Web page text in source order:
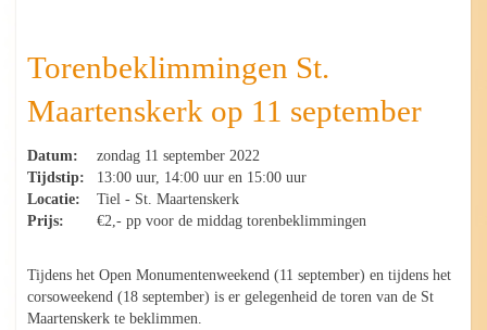
Torenbeklimmingen St.
Maartenskerk op 11 september
Datum:
zondag 11 september 2022
Tijdstip:
13:00 uur, 14:00 uur en 15:00 uur
Locatie:
Tiel - St. Maartenskerk
Prijs:
€2,- pp voor de middag torenbeklimmingen
Tijdens het Open Monumentenweekend (11 september) en tijdens het
corsoweekend (18 september) is er gelegenheid de toren van de St
Maartenskerk te beklimmen.